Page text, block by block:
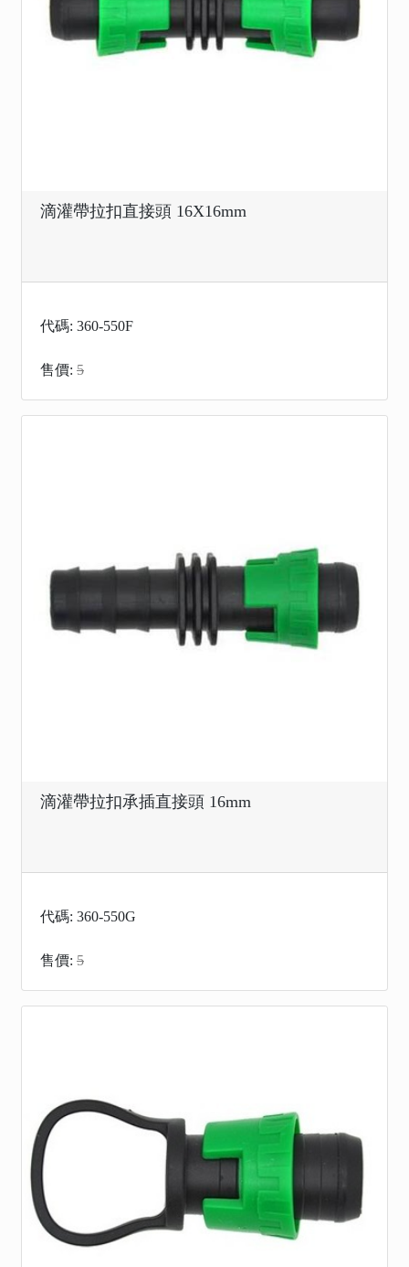
滴灌帶拉扣直接頭 16X16mm
代碼: 360-550F
售價: 5
滴灌帶拉扣承插直接頭 16mm
代碼: 360-550G
售價: 5